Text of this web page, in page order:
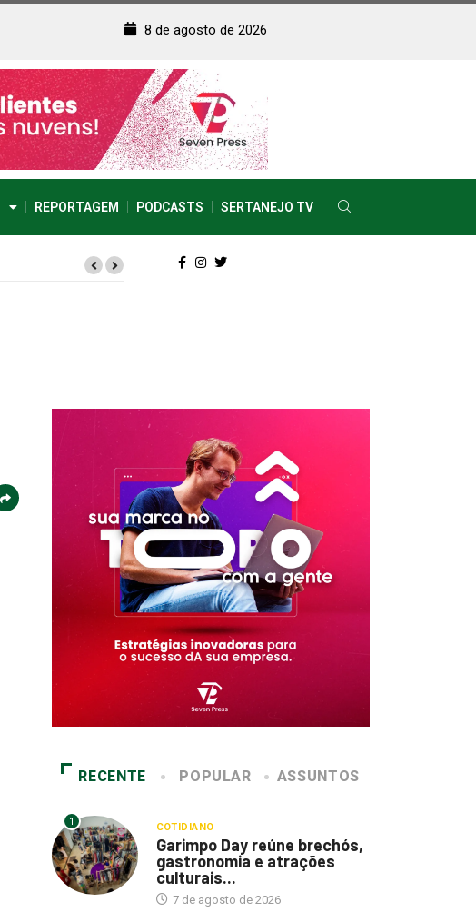
8 de agosto de 2026
REPORTAGEM PODCASTS SERTANEJO TV
RECENTE POPULAR ASSUNTOS
1 COTIDIANO
Garimpo Day reúne brechós,
gastronomia e atrações
culturais...
7 de agosto de 2026